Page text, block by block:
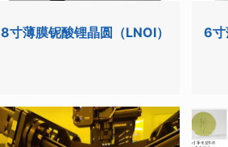
8寸薄膜铌酸锂晶圆（LNOI） 6寸